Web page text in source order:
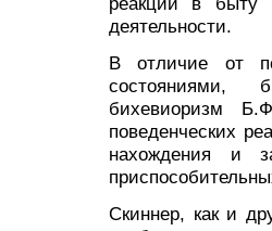
реакции в быту
деятельности.
В отличие от
состояниями,
бихевиоризм
поведенческих
нахождения и
Скиннер, как и